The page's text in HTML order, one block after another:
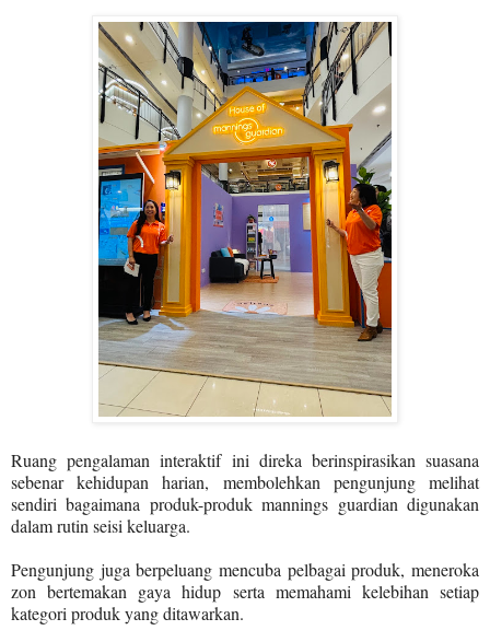
Ruang pengalaman interaktif ini direka berinspirasikan suasana
sebenar kehidupan harian, membolehkan pengunjung melihat
sendiri bagaimana produk-produk mannings guardian digunakan
dalam rutin seisi keluarga.
Pengunjung juga berpeluang mencuba pelbagai produk, meneroka
zon bertemakan gaya hidup serta memahami kelebihan setiap
kategori produk yang ditawarkan.